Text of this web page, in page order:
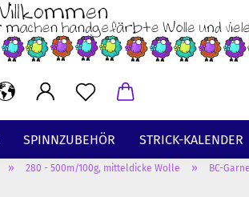
SPINNZUBEHÖR STRICK-KALENDER
» 280 - 500m/100g, mitteldicke Wolle » BC-